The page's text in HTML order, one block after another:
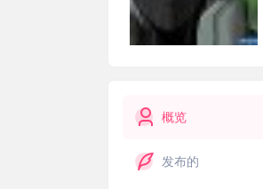
概览
发布的